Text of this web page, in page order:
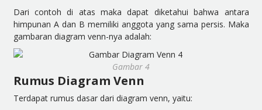
Dari contoh di atas maka dapat diketahui bahwa antara
himpunan A dan B memiliki anggota yang sama persis. Maka
gambaran diagram venn-nya adalah:
Gambar 4
Rumus Diagram Venn
Terdapat rumus dasar dari diagram venn, yaitu: